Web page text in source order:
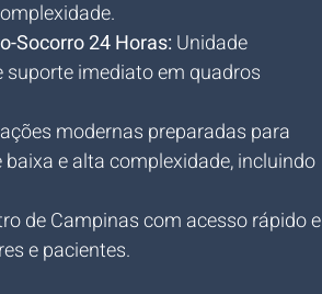
Socorro 24 Horas: Unidade
imediato em quadros
modernas preparadas para
e alta complexidade, incluindo
de Campinas com acesso rápido e
e pacientes.